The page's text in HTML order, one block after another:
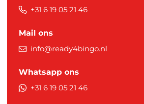
+31 6 19 05 21 46
Mail ons
info@ready4bingo.nl
Whatsapp ons
+31 6 19 05 21 46